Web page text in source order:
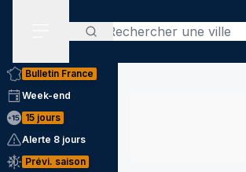
Rechercher
Bulletin France
Week-end
15 jours
Alerte 8 jours
Prévi. saison